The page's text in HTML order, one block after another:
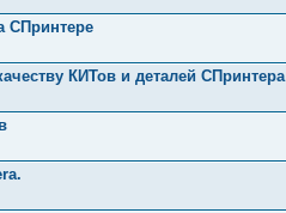
СПринтере
КИТов и деталей СПринтера